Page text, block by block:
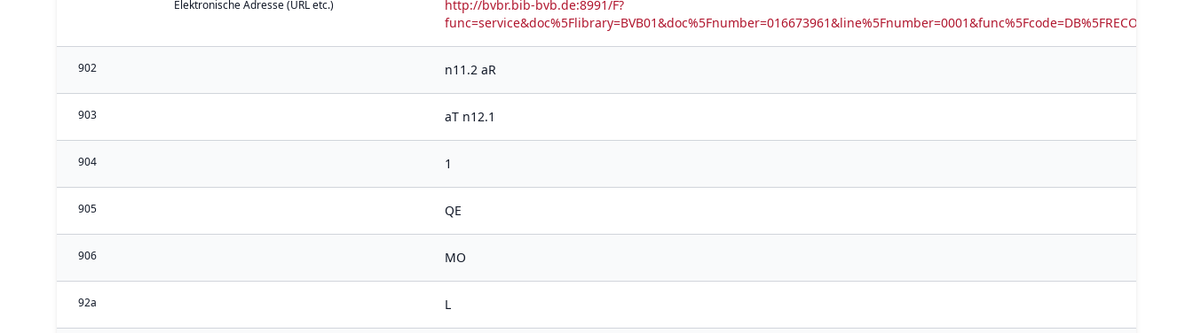
Elektronische Adresse (URL etc.)
http://bvbr.bib-bvb.de:8991/F?
902 n11.2 aR
903 aT n12.1
904 1
905 QE
906 MO
92a L